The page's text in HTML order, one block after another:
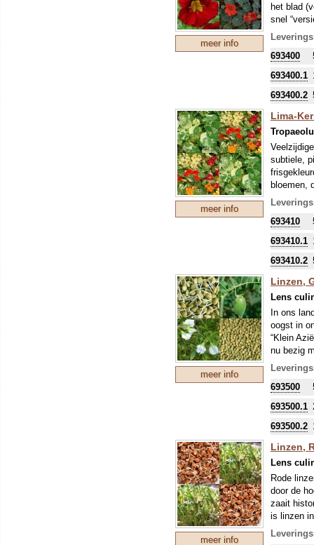
meer info
het blad
snel
pittig. Het
uiteraard
Deze
Indische
Dit soort
blad).
de
693400
693400.1
693400.2
meer info
Lima-
subtiele,
bloemen,
voor op
salade
Deze
Indische
Dit soort
blad).
de
693410
693410.1
693410.2
meer info
Linzen,
Lens
In ons
oogst in
“Klein
nu bezig
rijke bron
Dupuis
heel
worden
Controlé).
Le Puy
Vanwege
hetzelfde
Dit soort
is in het
goed
693500
693500.1
693500.2
meer info
Linzen,
Lens
Rode
door de
zaait
is linzen
laten zich